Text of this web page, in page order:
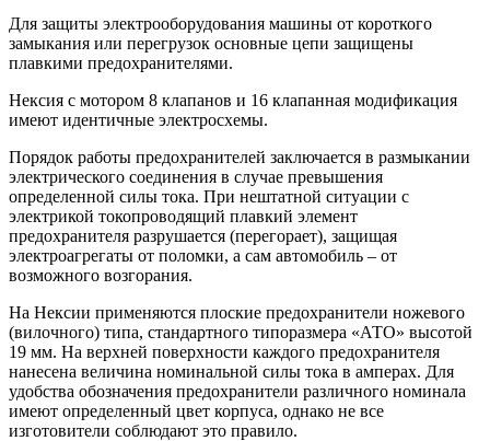
Для защиты электрооборудования машины от короткого
замыкания или перегрузок основные цепи защищены
плавкими предохранителями.
Нексия с мотором 8 клапанов и 16 клапанная модификация
имеют идентичные электросхемы.
Порядок работы предохранителей заключается в размыкании
электрического соединения в случае превышения
определенной силы тока. При нештатной ситуации с
электрикой токопроводящий плавкий элемент
предохранителя разрушается (перегорает), защищая
электроагрегаты от поломки, а сам автомобиль – от
возможного возгорания.
На Нексии применяются плоские предохранители ножевого
(вилочного) типа, стандартного типоразмера «АТО» высотой
19 мм. На верхней поверхности каждого предохранителя
нанесена величина номинальной силы тока в амперах. Для
удобства обозначения предохранители различного номинала
имеют определенный цвет корпуса, однако не все
изготовители соблюдают это правило.